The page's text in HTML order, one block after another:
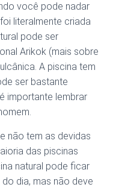
você pode nadar
literalmente criada
pode ser
Arikok (mais sobre
A piscina tem
ser bastante
importante lembrar
não tem as devidas
das piscinas
natural pode ficar
dia, mas não deve